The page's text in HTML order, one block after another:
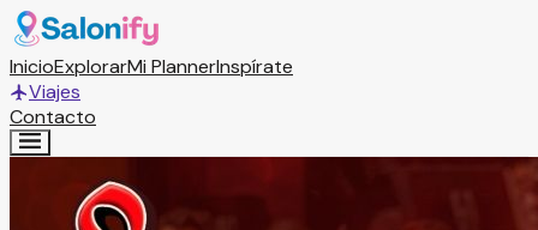
InicioExplorarMi PlannerInspírate
Viajes
Contacto